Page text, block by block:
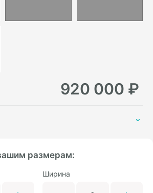
920 000 ₽
размерам:
Ширина